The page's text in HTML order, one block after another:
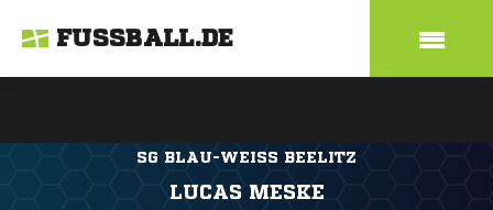
FUSSBALL.DE
SG BLAU-WEISS BEELITZ
LUCAS MESKE